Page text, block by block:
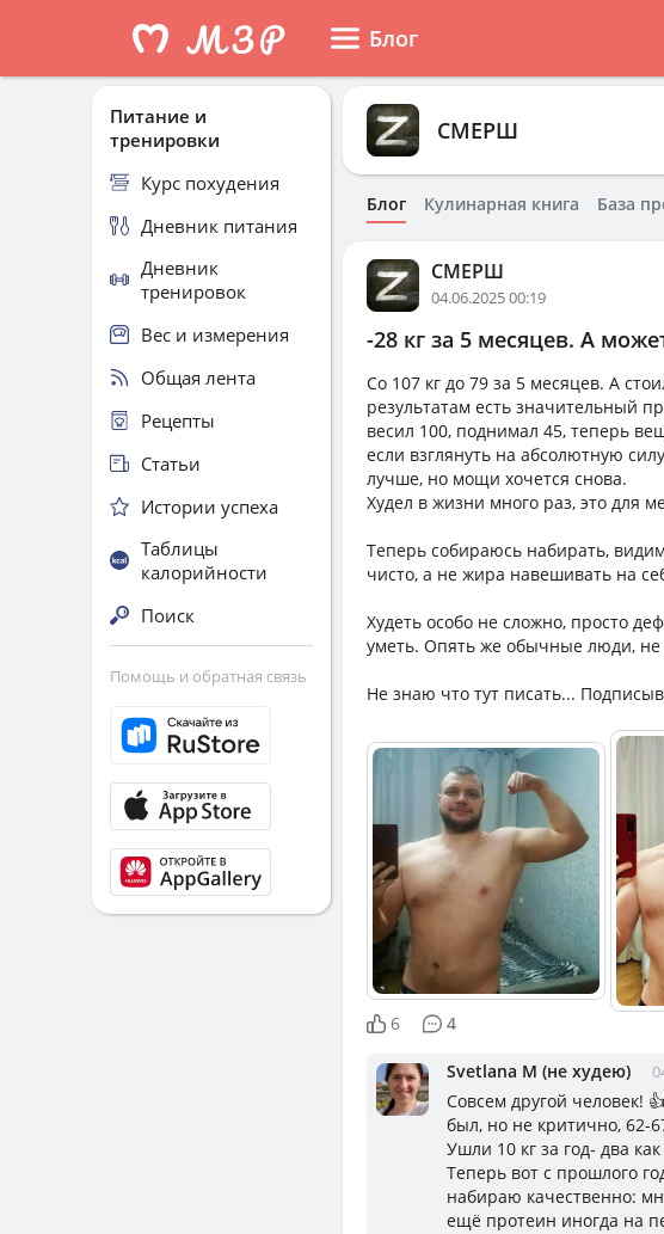
Блог
СМЕРШ
Блог Кулинарная книга База
СМЕРШ
04.06.2025 00:19
-28 кг за 5 месяцев. А
Со 107 кг до 79 за 5 месяцев. А
результатам есть значительный
весил 100, поднимал 45, теперь
если взглянуть на абсолютную
лучше, но мощи хочется снова.
Худел в жизни много раз, это для
Теперь собираюсь набирать,
чисто, а не жира навешивать на
Худеть особо не сложно, просто
уметь. Опять же обычные люди, не
Не знаю что тут писать...
6 4
Svetlana M (не худею)
Совсем другой человек!
был, но не критично, 62-
Ушли 10 кг за год- два
Теперь вот с прошлого
набираю качественно:
ещё протеин иногда на
Питание и
тренировки
Курс похудения
Дневник питания
Дневник
тренировок
Вес и измерения
Общая лента
Рецепты
Статьи
Истории успеха
Таблицы
калорийности
Поиск
Помощь и обратная связь